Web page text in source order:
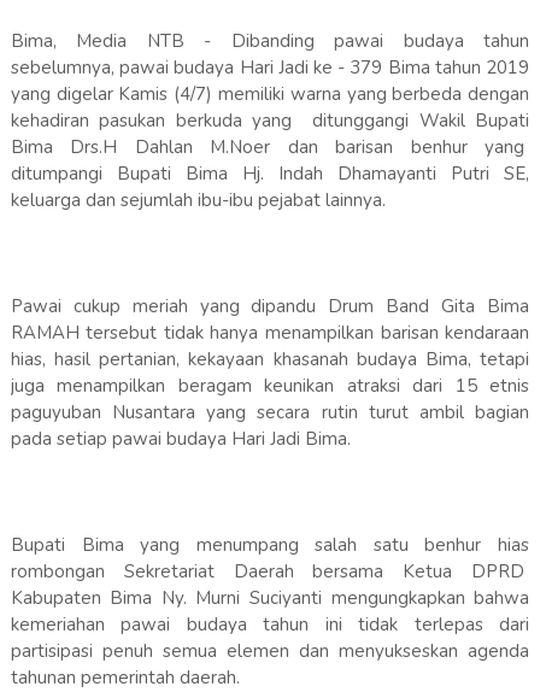
Bima, Media NTB - Dibanding pawai budaya tahun
sebelumnya, pawai budaya Hari Jadi ke - 379 Bima tahun 2019
yang digelar Kamis (4/7) memiliki warna yang berbeda dengan
kehadiran pasukan berkuda yang ditunggangi Wakil Bupati
Bima Drs.H Dahlan M.Noer dan barisan benhur yang
ditumpangi Bupati Bima Hj. Indah Dhamayanti Putri SE,
keluarga dan sejumlah ibu-ibu pejabat lainnya.
Pawai cukup meriah yang dipandu Drum Band Gita Bima
RAMAH tersebut tidak hanya menampilkan barisan kendaraan
hias, hasil pertanian, kekayaan khasanah budaya Bima, tetapi
juga menampilkan beragam keunikan atraksi dari 15 etnis
paguyuban Nusantara yang secara rutin turut ambil bagian
pada setiap pawai budaya Hari Jadi Bima.
Bupati Bima yang menumpang salah satu benhur hias
rombongan Sekretariat Daerah bersama Ketua DPRD
Kabupaten Bima Ny. Murni Suciyanti mengungkapkan bahwa
kemeriahan pawai budaya tahun ini tidak terlepas dari
partisipasi penuh semua elemen dan menyukseskan agenda
tahunan pemerintah daerah.